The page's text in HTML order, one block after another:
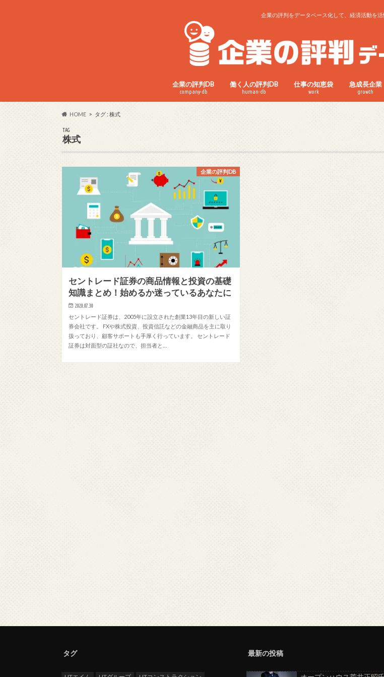
企業の評判をデータベース化して、経済活動を活
企業の評判DB
company-db
働く人の評判DB
human-db
仕事の知恵袋
work
急成長企業
growth
HOME タグ : 株式
TAG
株式
企業の評判DB
セントレード証券の商品情報と投資の基礎
知識まとめ！始めるか迷っているあなたに
2020.07.30
セントレード証券は、2005年に設立された創業13年目の新しい証
券会社です。 FXや株式投資、投資信託などの金融商品を主に取り
扱っており、顧客サポートも手厚く行っています。 セントレード
証券は対面型の証社なので、担当者と…
タグ 最新の投稿